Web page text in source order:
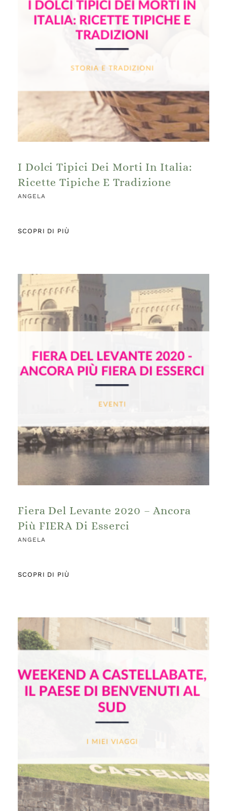
I Dolci Tipici Dei Morti In Italia:
Ricette Tipiche E Tradizione
ANGELA
SCOPRI DI PIÙ
Fiera Del Levante 2020 – Ancora
Più FIERA Di Esserci
ANGELA
SCOPRI DI PIÙ